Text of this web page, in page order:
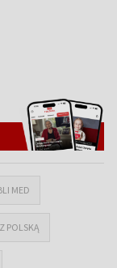
MED
POLSKĄ